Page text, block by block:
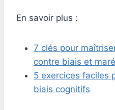
En savoir plus :
7 clés pour
contre biais et
5 exercices faciles
biais cognitifs